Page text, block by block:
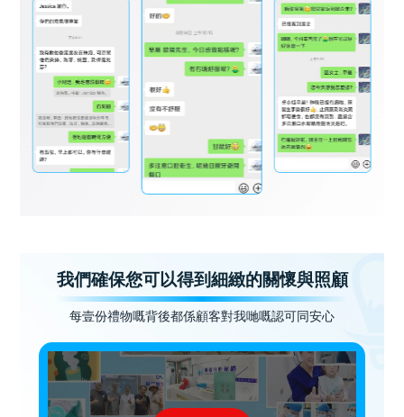
我們確保您可以得到細緻的關懷與照顧
每壹份禮物嘅背後都係顧客對我哋嘅認可同安心